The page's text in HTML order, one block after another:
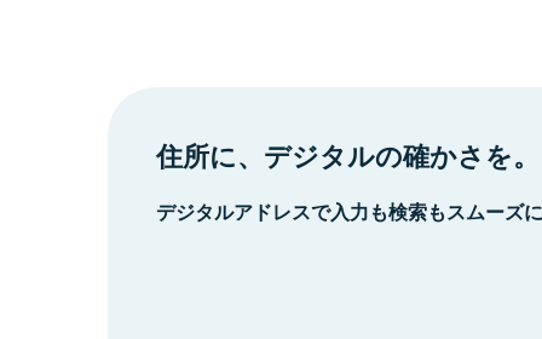
住所に、デジタルの確かさを。
デジタルアドレスで入力も検索もスムーズ